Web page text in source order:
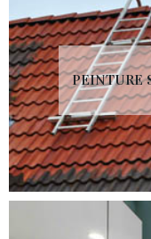
PEINTURE